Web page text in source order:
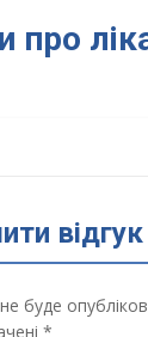
про
відгук
буде
*